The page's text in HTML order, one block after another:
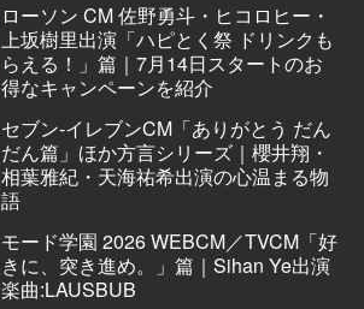
ローソン CM 佐野勇斗・ヒコロヒー・
上坂樹里出演「ハピとく祭 ドリンクも
らえる！」篇｜7月14日スタートのお
得なキャンペーンを紹介
セブン‐イレブンCM「ありがとう だん
だん篇」ほか方言シリーズ｜櫻井翔・
相葉雅紀・天海祐希出演の心温まる物
語
モード学園 2026 WEBCM／TVCM「好
きに、突き進め。」篇｜Sihan Ye出演
楽曲:LAUSBUB